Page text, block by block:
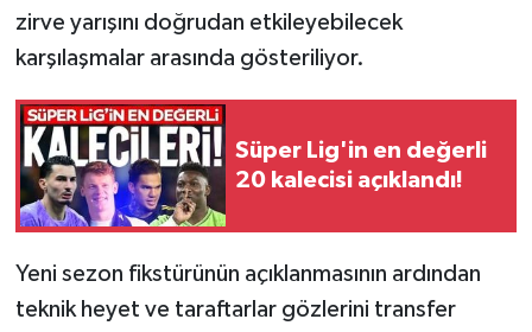
zirve yarışını doğrudan etkileyebilecek
karşılaşmalar arasında gösteriliyor.
Süper Lig'in en değerli
20 kalecisi açıklandı!
Yeni sezon fikstürünün açıklanmasının ardından
teknik heyet ve taraftarlar gözlerini transfer